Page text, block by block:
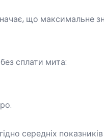
що максимальне
сплати мита:
середніх